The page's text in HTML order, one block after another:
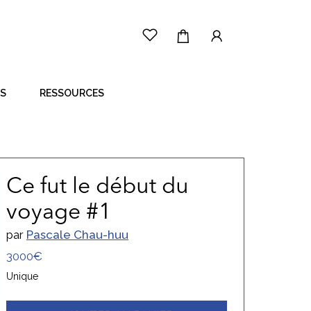
RESSOURCES
CÔTÉ ARTISTE
CÔTÉ ACHETEUR
Ce fut le début du
voyage #1
par Pascale Chau-huu
3000€
Unique